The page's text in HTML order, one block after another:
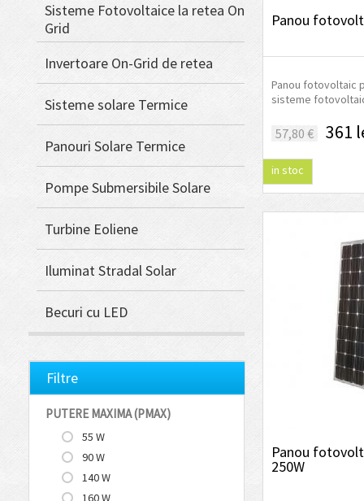
Sisteme Fotovoltaice la retea On
Grid
Invertoare On-Grid de retea
Sisteme solare Termice
Panouri Solare Termice
Pompe Submersibile Solare
Turbine Eoliene
Iluminat Stradal Solar
Becuri cu LED
Filtre
PUTERE MAXIMA (PMAX)
55 W
90 W
140 W
160 W
Panou
Panou fotovoltaic
sisteme
57,80 € 361
in stoc
Panou
250W